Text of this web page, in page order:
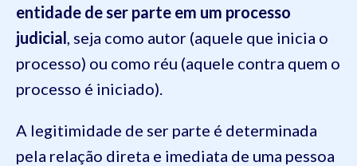
entidade de ser parte em um processo
judicial , seja como autor (aquele que inicia o
processo) ou como réu (aquele contra quem o
processo é iniciado).
A legitimidade de ser parte é determinada
pela relação direta e imediata de uma pessoa